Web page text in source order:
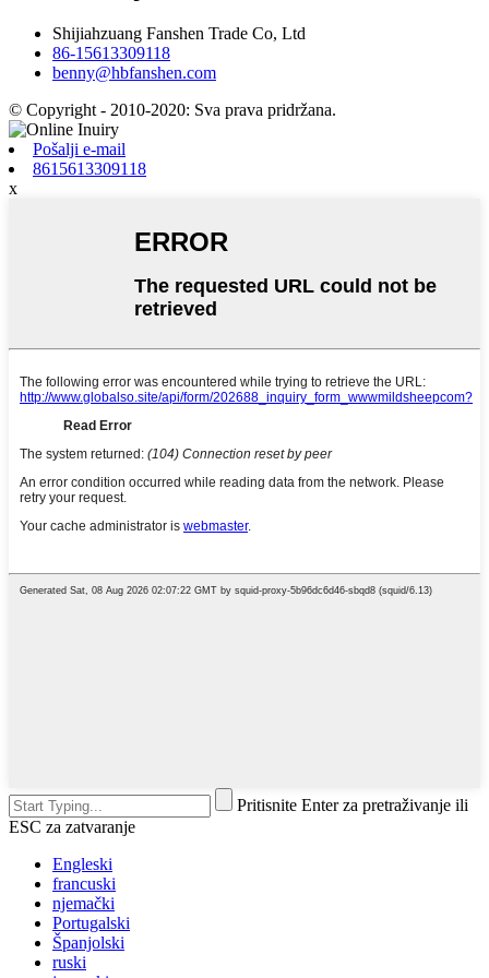
Shijiahzuang Fanshen Trade Co, Ltd
86-15613309118
benny@hbfanshen.com
© Copyright - 2010-2020: Sva prava pridržana.
Pošalji e-mail
8615613309118
x
Pritisnite Enter za pretraživanje ili
ESC za zatvaranje
Engleski
francuski
njemački
Portugalski
Španjolski
ruski